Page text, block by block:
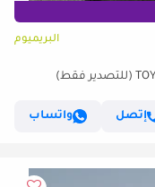
البريميوم
إتصل
واتساب